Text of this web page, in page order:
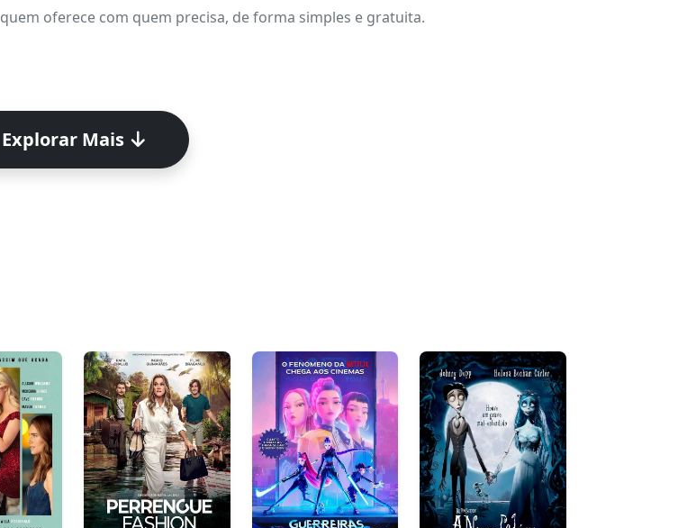
quem oferece com quem precisa, de forma simples e gratuita.
Explorar Mais